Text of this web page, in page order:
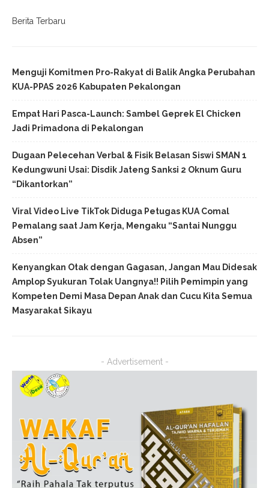
Berita Terbaru
Menguji Komitmen Pro-Rakyat di Balik Angka Perubahan
KUA-PPAS 2026 Kabupaten Pekalongan
Empat Hari Pasca-Launch: Sambel Geprek El Chicken
Jadi Primadona di Pekalongan
Dugaan Pelecehan Verbal & Fisik Belasan Siswi SMAN 1
Kedungwuni Usai: Disdik Jateng Sanksi 2 Oknum Guru
“Dikantorkan”
Viral Video Live TikTok Diduga Petugas KUA Comal
Pemalang saat Jam Kerja, Mengaku “Santai Nunggu
Absen”
Kenyangkan Otak dengan Gagasan, Jangan Mau Didesak
Amplop Syukuran Tolak Uangnya!! Pilih Pemimpin yang
Kompeten Demi Masa Depan Anak dan Cucu Kita Semua
Masyarakat Sikayu
- Advertisement -